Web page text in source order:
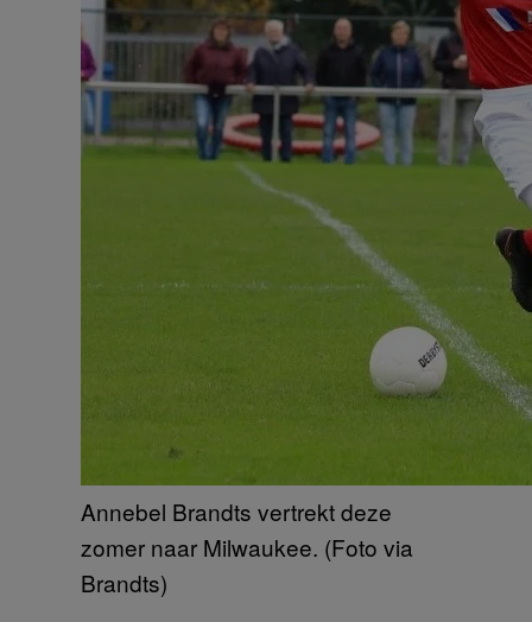
Annebel Brandts vertrekt deze
zomer naar Milwaukee. (Foto via
Brandts)